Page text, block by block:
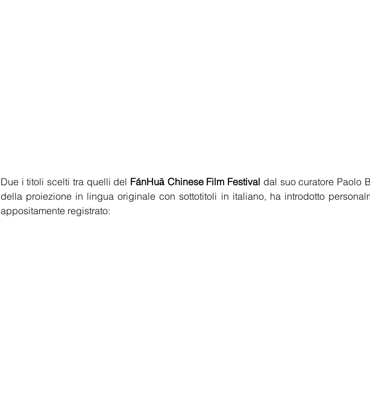
Due i titoli scelti tra quelli del FánHuā Chinese Film Festival dal suo curatore Paolo
della proiezione in lingua originale con sottotitoli in italiano, ha introdotto
appositamente registrato: